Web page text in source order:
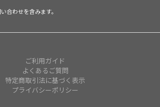
合わせを含みます。
ご利用ガイド
よくあるご質問
特定商取引法に基づく表示
プライバシーポリシー